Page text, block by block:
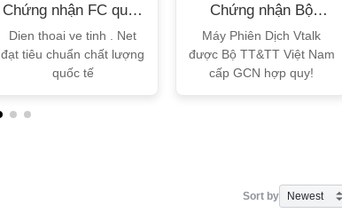
Chứng nhận FC quốc
tế
Dien thoai ve tinh . Net
đạt tiêu chuẩn chất lượng
quốc tế
Chứng nhận Bộ
TT&TT
Máy Phiên Dịch Vtalk
được Bộ TT&TT Việt Nam
cấp GCN hợp quy!
Sort by